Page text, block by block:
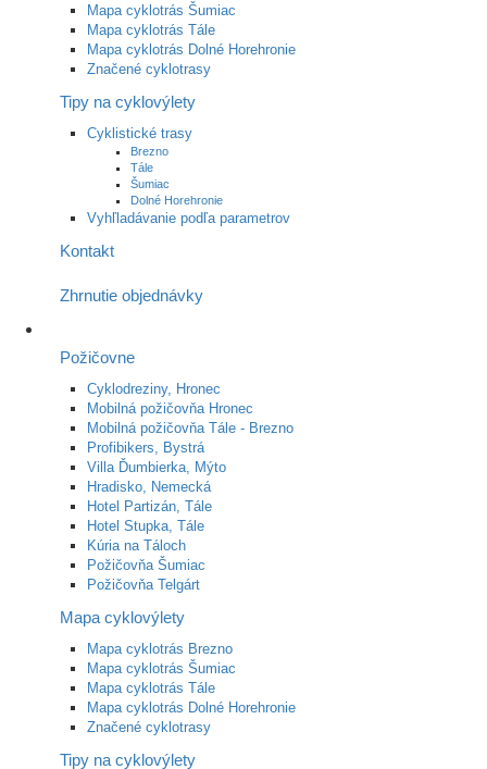
Mapa cyklotrás Šumiac
Mapa cyklotrás Tále
Mapa cyklotrás Dolné Horehronie
Značené cyklotrasy
Tipy na cyklovýlety
Cyklistické trasy
Brezno
Tále
Šumiac
Dolné Horehronie
Vyhľladávanie podľa parametrov
Kontakt
Zhrnutie objednávky
Požičovne
Cyklodreziny, Hronec
Mobilná požičovňa Hronec
Mobilná požičovňa Tále - Brezno
Profibikers, Bystrá
Villa Ďumbierka, Mýto
Hradisko, Nemecká
Hotel Partizán, Tále
Hotel Stupka, Tále
Kúria na Táloch
Požičovňa Šumiac
Požičovňa Telgárt
Mapa cyklovýlety
Mapa cyklotrás Brezno
Mapa cyklotrás Šumiac
Mapa cyklotrás Tále
Mapa cyklotrás Dolné Horehronie
Značené cyklotrasy
Tipy na cyklovýlety